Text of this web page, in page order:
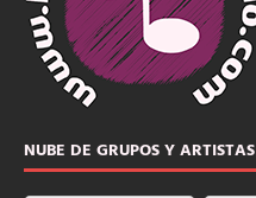
NUBE DE GRUPOS Y ARTISTAS